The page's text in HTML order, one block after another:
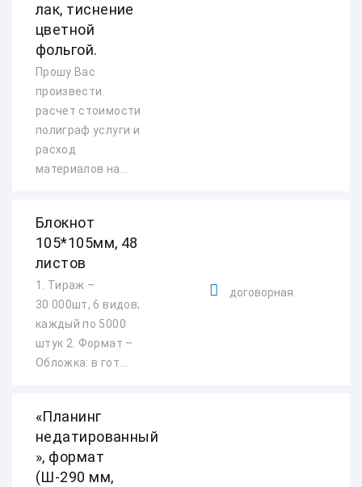
лак, тиснение
цветной
фольгой.
Прошу Вас
произвести
расчет стоимости
полиграф услуги и
расход
материалов на...
Блокнот
105*105мм, 48
листов
1. Тираж –
30 000шт, 6 видов;
каждый по 5000
штук 2. Формат –
Обложка: в гот...
договорная
«Планинг
недатированный
», формат
(Ш-290 мм,